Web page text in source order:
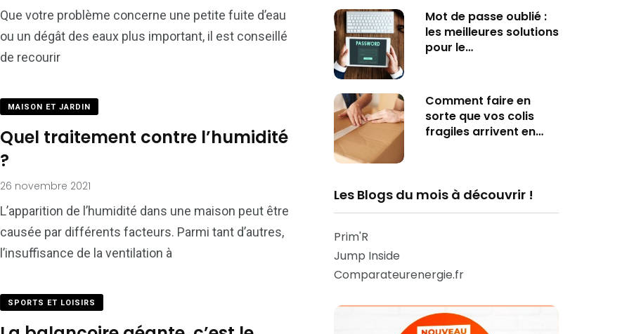
Que votre problème concerne une petite fuite d’eau
ou un dégât des eaux plus important, il est conseillé
de recourir
MAISON ET JARDIN
Quel traitement contre l’humidité
?
26 novembre 2021
L’apparition de l’humidité dans une maison peut être
causée par différents facteurs. Parmi tant d’autres,
l’insuffisance de la ventilation à
SPORTS ET LOISIRS
Mot de passe oublié :
les meilleures solutions
pour le…
Comment faire en
sorte que vos colis
fragiles arrivent en…
Les Blogs du mois à découvrir !
Prim'R
Jump Inside
Comparateurenergie.fr